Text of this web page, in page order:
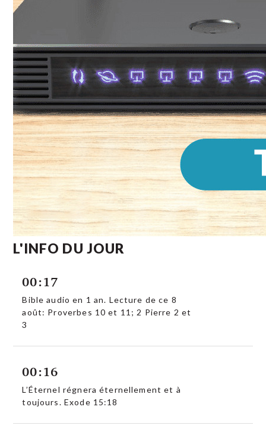
L'INFO DU JOUR
00:17
Bible audio en 1 an. Lecture de ce 8
août: Proverbes 10 et 11; 2 Pierre 2 et
3
00:16
L’Éternel régnera éternellement et à
toujours. Exode 15:18